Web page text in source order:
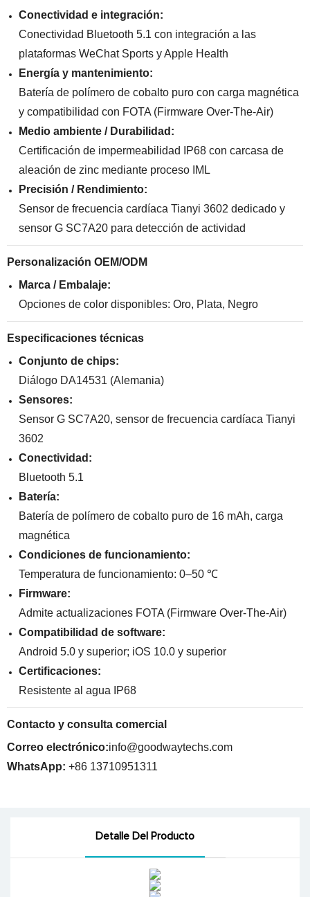
Conectividad e integración:
Conectividad Bluetooth 5.1 con integración a las
plataformas WeChat Sports y Apple Health
Energía y mantenimiento:
Batería de polímero de cobalto puro con carga magnética
y compatibilidad con FOTA (Firmware Over-The-Air)
Medio ambiente / Durabilidad:
Certificación de impermeabilidad IP68 con carcasa de
aleación de zinc mediante proceso IML
Precisión / Rendimiento:
Sensor de frecuencia cardíaca Tianyi 3602 dedicado y
sensor G SC7A20 para detección de actividad
Personalización OEM/ODM
Marca / Embalaje:
Opciones de color disponibles: Oro, Plata, Negro
Especificaciones técnicas
Conjunto de chips:
Diálogo DA14531 (Alemania)
Sensores:
Sensor G SC7A20, sensor de frecuencia cardíaca Tianyi
3602
Conectividad:
Bluetooth 5.1
Batería:
Batería de polímero de cobalto puro de 16 mAh, carga
magnética
Condiciones de funcionamiento:
Temperatura de funcionamiento: 0–50 ℃
Firmware:
Admite actualizaciones FOTA (Firmware Over-The-Air)
Compatibilidad de software:
Android 5.0 y superior; iOS 10.0 y superior
Certificaciones:
Resistente al agua IP68
Contacto y consulta comercial
Correo electrónico:info@goodwaytechs.com
WhatsApp: +86 13710951311
Detalle Del Producto